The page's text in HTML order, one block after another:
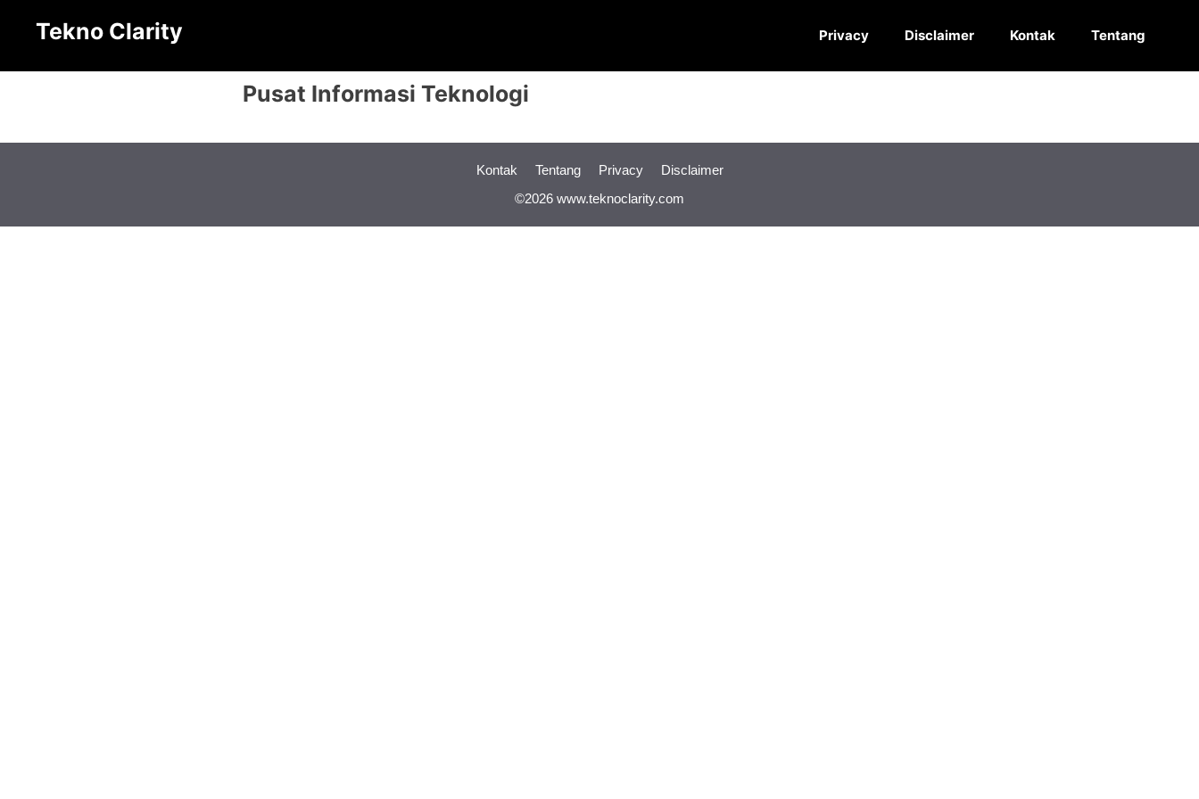
Tekno Clarity Privacy Disclaimer Kontak Tentang
Pusat Informasi Teknologi
Kontak Tentang Privacy
Disclaimer
©2026 www.teknoclarity.com